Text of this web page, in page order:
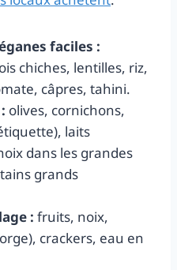
faciles :
chiches, lentilles, riz,
câpres, tahini.
olives, cornichons,
laits
dans les grandes
grands
: fruits, noix,
crackers, eau en